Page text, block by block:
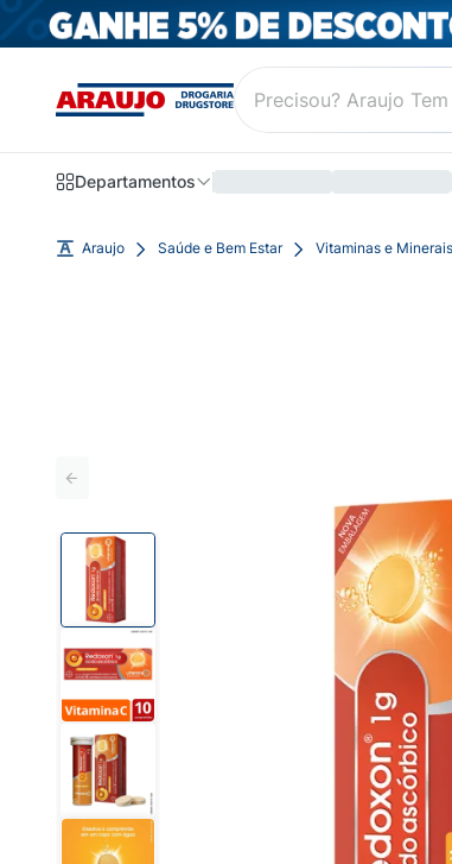
Departamentos
Araujo Saúde e Bem Estar Vitaminas e Minerais